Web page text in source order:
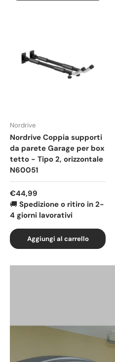
Nordrive
Nordrive Coppia supporti
da parete Garage per box
tetto - Tipo 2, orizzontale
N60051
Prezzo normale
€44,99
🚚 Spedizione o ritiro in 2-
4 giorni lavorativi
Aggiungi al carrello